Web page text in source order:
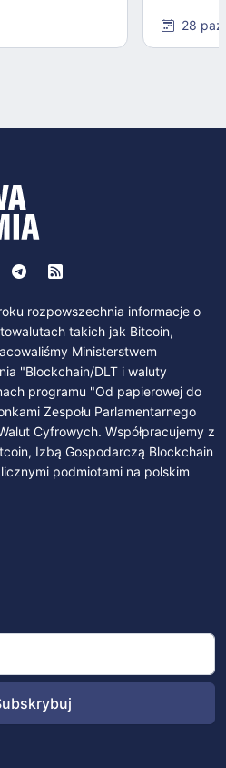
28
rozpowszechnia informacje o
takich jak Bitcoin,
Ministerstwem
"Blockchain/DLT i waluty
programu "Od papierowej do
Zespołu Parlamentarnego
Cyfrowych. Współpracujemy z
Izbą Gospodarczą Blockchain
podmiotami na polskim